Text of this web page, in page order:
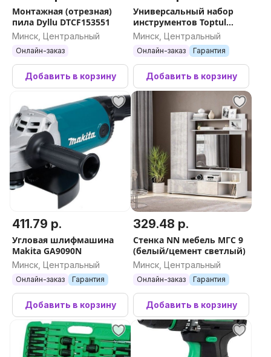
Монтажная (отрезная)
пила Dyllu DTCF153551
Минск, Центральный
Онлайн-заказ
Добавить в корзину
Универсальный набор
инструментов Toptul
GCAT7202 72 предмета
Минск, Центральный
Онлайн-заказ Гарантия
Добавить в корзину
411.79 р.
Угловая шлифмашина
Makita GA9090N
Минск, Центральный
Онлайн-заказ Гарантия
Добавить в корзину
329.48 р.
Стенка NN мебель МГС 9
(белый/цемент светлый)
Минск, Центральный
Онлайн-заказ Гарантия
Добавить в корзину